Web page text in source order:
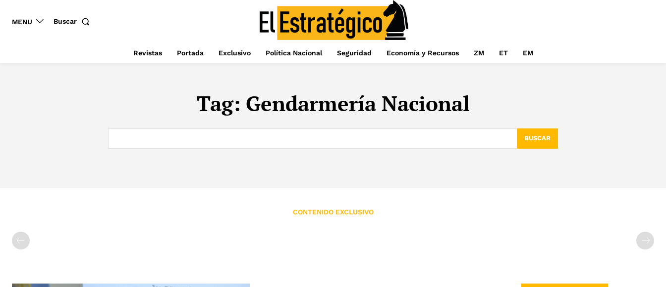
MENU Buscar
Revistas Portada Exclusivo Política Nacional Seguridad Economía y Recursos ZM ET EM
Tag: Gendarmería Nacional
BUSCAR
CONTENIDO EXCLUSIVO